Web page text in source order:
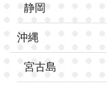
静岡
沖縄
宮古島